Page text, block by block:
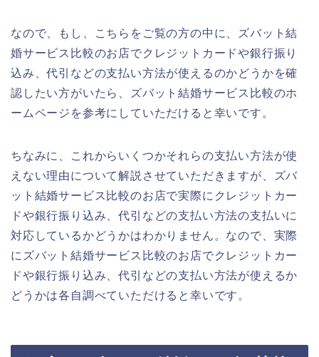
なので、もし、こちらをご覧の方の中に、ズバット結
婚サービス比較のお店でクレジットカードや銀行振り
込み、代引などの支払い方法が使えるのかどうかを確
認したい方がいたら、ズバット結婚サービス比較のホ
ームページを参考にしていただけると幸いです。
ちなみに、これからいくつかそれらの支払い方法が使
えない理由について解説させていただきますが、ズバ
ット結婚サービス比較のお店で実際にクレジットカー
ドや銀行振り込み、代引などの支払い方法の支払いに
対応しているかどうかはわかりません。なので、実際
にズバット結婚サービス比較のお店でクレジットカー
ドや銀行振り込み、代引などの支払い方法が使えるか
どうかは各自調べていただけると幸いです。